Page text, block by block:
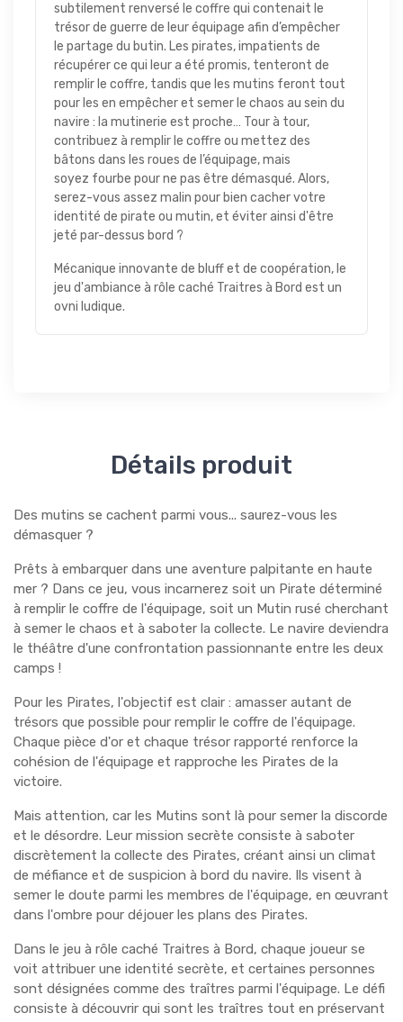
subtilement renversé le coffre qui contenait le
trésor de guerre de leur équipage afin d’empêcher
le partage du butin. Les pirates, impatients de
récupérer ce qui leur a été promis, tenteront de
remplir le coffre, tandis que les mutins feront tout
pour les en empêcher et semer le chaos au sein du
navire : la mutinerie est proche… Tour à tour,
contribuez à remplir le coffre ou mettez des
bâtons dans les roues de l’équipage, mais
soyez fourbe pour ne pas être démasqué. Alors,
serez-vous assez malin pour bien cacher votre
identité de pirate ou mutin, et éviter ainsi d'être
jeté par-dessus bord ?
Mécanique innovante de bluff et de coopération, le
jeu d'ambiance à rôle caché Traitres à Bord est un
ovni ludique.
Détails produit
Des mutins se cachent parmi vous... saurez-vous les
démasquer ?
Prêts à embarquer dans une aventure palpitante en haute
mer ? Dans ce jeu, vous incarnerez soit un Pirate déterminé
à remplir le coffre de l'équipage, soit un Mutin rusé cherchant
à semer le chaos et à saboter la collecte. Le navire deviendra
le théâtre d'une confrontation passionnante entre les deux
camps !
Pour les Pirates, l'objectif est clair : amasser autant de
trésors que possible pour remplir le coffre de l'équipage.
Chaque pièce d'or et chaque trésor rapporté renforce la
cohésion de l'équipage et rapproche les Pirates de la
victoire.
Mais attention, car les Mutins sont là pour semer la discorde
et le désordre. Leur mission secrète consiste à saboter
discrètement la collecte des Pirates, créant ainsi un climat
de méfiance et de suspicion à bord du navire. Ils visent à
semer le doute parmi les membres de l'équipage, en œuvrant
dans l'ombre pour déjouer les plans des Pirates.
Dans le jeu à rôle caché Traitres à Bord, chaque joueur se
voit attribuer une identité secrète, et certaines personnes
sont désignées comme des traîtres parmi l'équipage. Le défi
consiste à découvrir qui sont les traîtres tout en préservant